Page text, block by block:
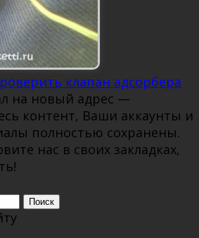
клапан адсорбера
на новый адрес —
контент, Ваши аккаунты и
полностью сохранены.
нас в своих закладках,